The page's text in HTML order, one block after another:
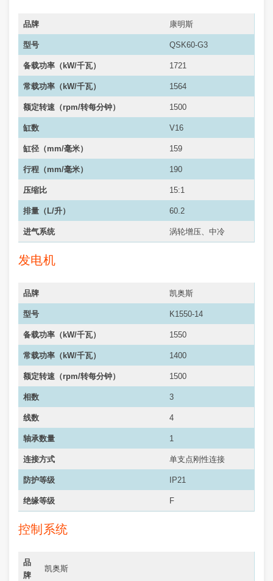
品牌 康明斯
型号 QSK60-G3
备载功率（kW/千瓦） 1721
常载功率（ kW/千瓦） 1564
额定转速（rpm/转每分钟） 1500
缸数 V16
缸径（mm/毫米） 159
行程（mm/毫米） 190
压缩比 15:1
排量（L/升） 60.2
进气系统 涡轮增压、中冷
发电机
品牌 凯奥斯
型号 K1550-14
备载功率（kW/千瓦） 1550
常载功率（ kW/千瓦） 1400
额定转速（rpm/转每分钟） 1500
相数 3
线数 4
轴承数量 1
连接方式 单支点刚性连接
防护等级 IP21
绝缘等级 F
控制系统
品
牌
凯奥斯